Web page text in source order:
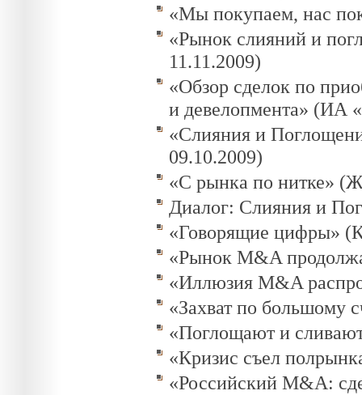
«Мы покупаем, нас
«Рынок слияний и
11.11.2009)
«Обзор сделок по
и девелопмента» (ИА
«Слияния и
09.10.2009)
«С рынка по нитке»
Диалог: Слияния и
«Говорящие цифры»
«Рынок M&A
«Иллюзия M&A
«Захват по большому
«Поглощают и
«Кризис съел
«Российский M&A: